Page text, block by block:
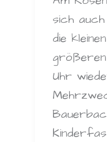
sich
die
größeren
Uhr